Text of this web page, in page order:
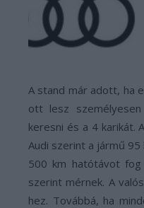
A stand már adott, ha
ott lesz
keresni és a 4 karikát.
Audi szerint a jármű 95
500 km hatótávot fog
szerint mérnek. A
hez. Továbbá, ha